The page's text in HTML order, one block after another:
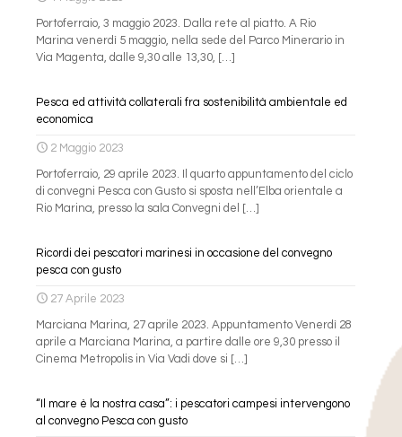
Portoferraio, 3 maggio 2023. Dalla rete al piatto. A Rio
Marina venerdì 5 maggio, nella sede del Parco Minerario in
Via Magenta, dalle 9,30 alle 13,30, […]
Pesca ed attività collaterali fra sostenibilità ambientale ed
economica
2 Maggio 2023
Portoferraio, 29 aprile 2023. Il quarto appuntamento del ciclo
di convegni Pesca con Gusto si sposta nell’Elba orientale a
Rio Marina, presso la sala Convegni del […]
Ricordi dei pescatori marinesi in occasione del convegno
pesca con gusto
27 Aprile 2023
Marciana Marina, 27 aprile 2023. Appuntamento Venerdì 28
aprile a Marciana Marina, a partire dalle ore 9,30 presso il
Cinema Metropolis in Via Vadi dove si […]
“Il mare è la nostra casa”: i pescatori campesi intervengono
al convegno Pesca con gusto